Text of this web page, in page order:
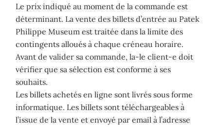
Le prix indiqué au moment de la commande est
déterminant. La vente des billets d’entrée au Patek
Philippe Museum est traitée dans la limite des
contingents alloués à chaque créneau horaire.
Avant de valider sa commande, la-le client-e doit
vérifier que sa sélection est conforme à ses
souhaits.
Les billets achetés en ligne sont livrés sous forme
informatique. Les billets sont téléchargeables à
l’issue de la vente et envoyé par email à l’adresse